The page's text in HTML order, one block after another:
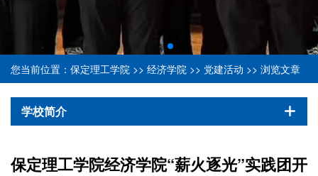
您当前位置： 保定理工学院 >> 经济学院 >> 党建活动 >> 浏览文章
学校简介
保定理工学院经济学院“薪火逐光”实践团开